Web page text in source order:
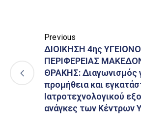
Previous
ΔΙΟΙΚΗΣΗ 4ης
ΠΕΡΙΦΕΡΕΙΑΣ
ΘΡΑΚΗΣ: Διαγωνισμός
προμήθεια και
Ιατροτεχνολογικού
ανάγκες των Κέντρων